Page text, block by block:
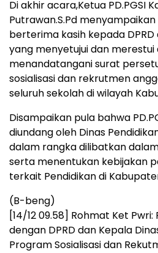
Di akhir acara,Ketua PD.PGSI
Putrawan.S.Pd
berterima kasih kepada
yang menyetujui dan
menandatangani surat
sosialisasi dan rekrutmen
seluruh sekolah di wilayah
Disampaikan pula bahwa
diundang oleh Dinas
dalam rangka dilibatkan
serta menentukan kebijakan
terkait Pendidikan di
(B-beng)
[14/12 09.58] Rohmat Ket Pwri:
dengan DPRD dan Kepala
Program Sosialisasi dan